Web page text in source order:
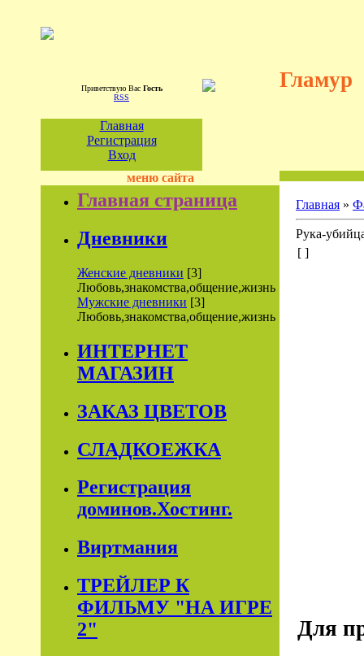
Приветствую Вас Гость
RSS
Гламур
Главная
Регистрация
Вход
меню сайта
Главная страница
Дневники
Женские дневники [3]
Любовь,знакомства,общение,жизнь
Мужские дневники [3]
Любовь,знакомства,общение,жизнь
ИНТЕРНЕТ
МАГАЗИН
ЗАКАЗ ЦВЕТОВ
СЛАДКОЕЖКА
Регистрация
доминов.Хостинг.
Виртмания
ТРЕЙЛЕР К
ФИЛЬМУ "НА ИГРЕ
2"
Главная »
Рука-
[ ]
Для